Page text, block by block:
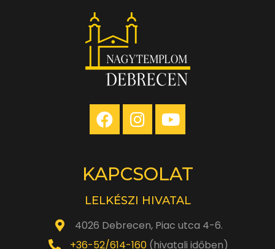
KAPCSOLAT
LELKÉSZI HIVATAL
4026 Debrecen, Piac utca 4-6.
+36-52/614-160(hivatali időben)